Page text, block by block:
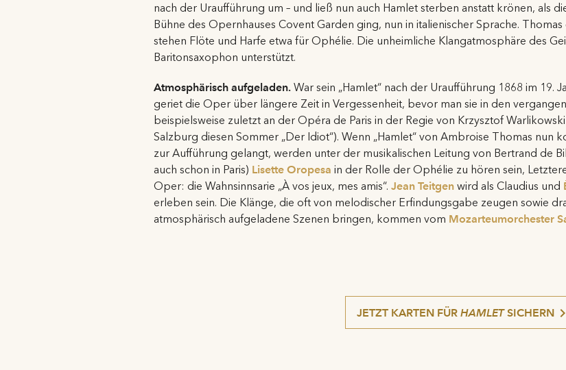
nach der Uraufführung um – und ließ nun auch Hamlet sterben anstatt krönen, als
Bühne des Opernhauses Covent Garden ging, nun in italienischer Sprache.
stehen Flöte und Harfe etwa für Ophélie. Die unheimliche Klangatmosphäre des
Baritonsaxophon unterstützt.
Atmosphärisch aufgeladen.War sein „Hamlet“ nach der Uraufführung 1868 im 19.
geriet die Oper über längere Zeit in Vergessenheit, bevor man sie in den
beispielsweise zuletzt an der Opéra de Paris in der Regie von Krzysztof
Salzburg diesen Sommer „Der Idiot“). Wenn „Hamlet“ von Ambroise Thomas nun
zur Aufführung gelangt, werden unter der musikalischen Leitung von Bertrand de
auch schon in Paris) Lisette Oropesa in der Rolle der Ophélie zu hören sein,
Oper: die Wahnsinnsarie „À vos jeux, mes amis“. Jean Teitgenwird als Claudius und
erleben sein. Die Klänge, die oft von melodischer Erfindungsgabe zeugen sowie
atmosphärisch aufgeladene Szenen bringen, kommen vom Mozarteumorchester
JETZT KARTEN FÜRHAMLETSICHERN